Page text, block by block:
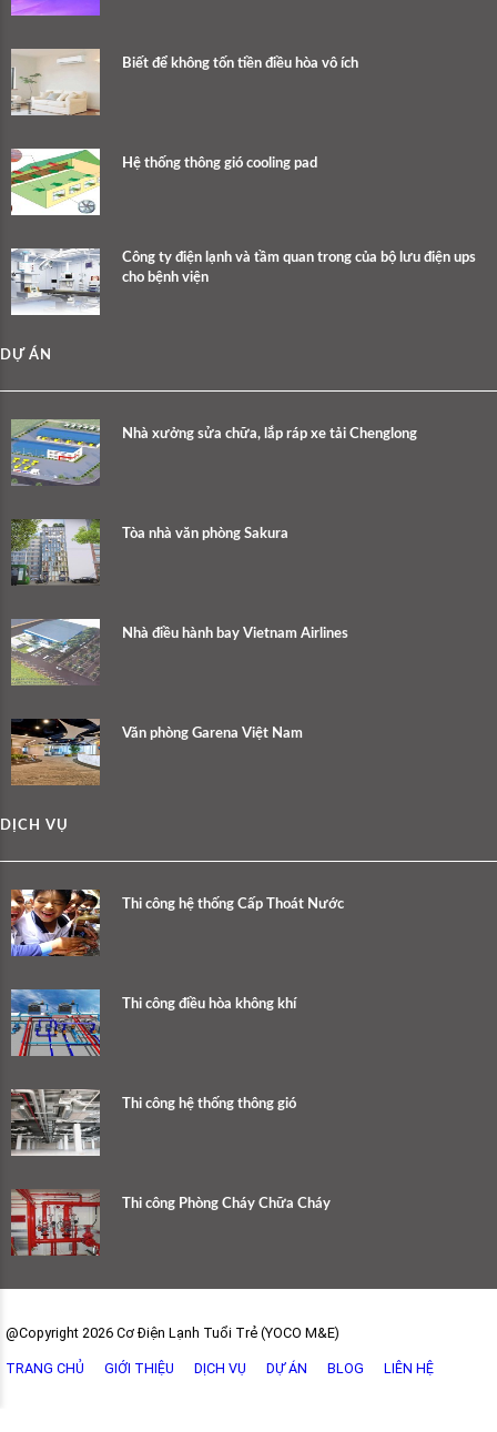
Biết để không tốn tiền điều hòa vô ích
Hệ thống thông gió cooling pad
Công ty điện lạnh và tầm quan trong của bộ lưu điện ups
cho bệnh viện
DỰ ÁN
Nhà xưởng sửa chữa, lắp ráp xe tải Chenglong
Tòa nhà văn phòng Sakura
Nhà điều hành bay Vietnam Airlines
Văn phòng Garena Việt Nam
DỊCH VỤ
Thi công hệ thống Cấp Thoát Nước
Thi công điều hòa không khí
Thi công hệ thống thông gió
Thi công Phòng Cháy Chữa Cháy
@Copyright 2026 Cơ Điện Lạnh Tuổi Trẻ (YOCO M&E)
TRANG CHỦ GIỚI THIỆU DỊCH VỤ DỰ ÁN BLOG LIÊN HỆ